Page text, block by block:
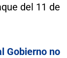
del 11 de
Gobierno no